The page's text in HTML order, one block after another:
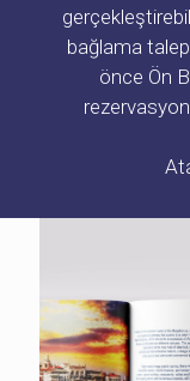
bağlama
önce Ön